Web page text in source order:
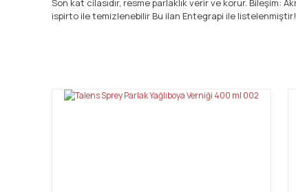
ispirto ile temizlenebilir Bu ilan Entegrapi ile listelenmiştir!
Bu ürünün fiyat bilgisi, resim, ürün açıklamalarında
Ürün resmi kalitesiz, bozuk veya görüntülenemiyor.